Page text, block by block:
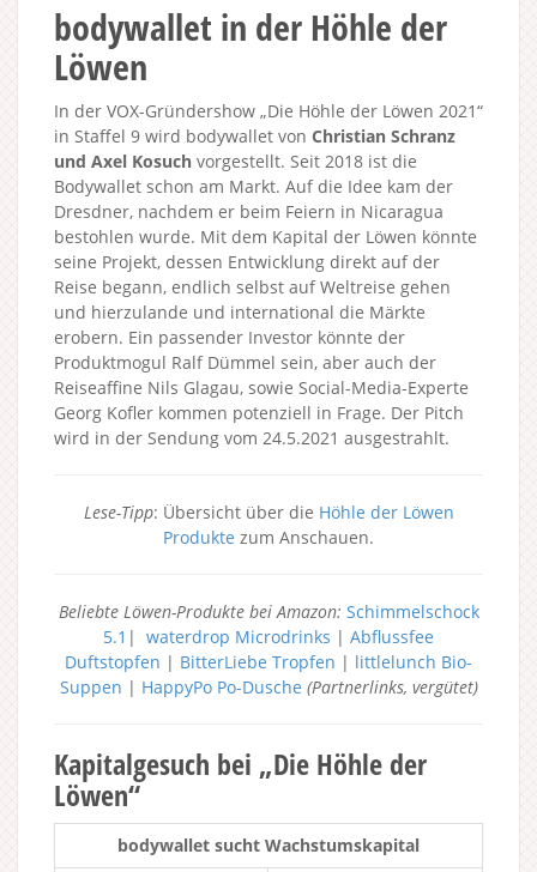
bodywallet in der Höhle der
Löwen
In der VOX-Gründershow „Die Höhle der Löwen 2021“
in Staffel 9 wird bodywallet von Christian Schranz
und Axel Kosuch vorgestellt. Seit 2018 ist die
Bodywallet schon am Markt. Auf die Idee kam der
Dresdner, nachdem er beim Feiern in Nicaragua
bestohlen wurde. Mit dem Kapital der Löwen könnte
seine Projekt, dessen Entwicklung direkt auf der
Reise begann, endlich selbst auf Weltreise gehen
und hierzulande und international die Märkte
erobern. Ein passender Investor könnte der
Produktmogul Ralf Dümmel sein, aber auch der
Reiseaffine Nils Glagau, sowie Social-Media-Experte
Georg Kofler kommen potenziell in Frage. Der Pitch
wird in der Sendung vom 24.5.2021 ausgestrahlt.
Lese-Tipp: Übersicht über die Höhle der Löwen
Produkte zum Anschauen.
Beliebte Löwen-Produkte bei Amazon: Schimmelschock
5.1 | waterdrop Microdrinks | Abflussfee
Duftstopfen | BitterLiebe Tropfen | littlelunch Bio-
Suppen | HappyPo Po-Dusche (Partnerlinks, vergütet)
Kapitalgesuch bei „Die Höhle der
Löwen“
bodywallet sucht Wachstumskapital